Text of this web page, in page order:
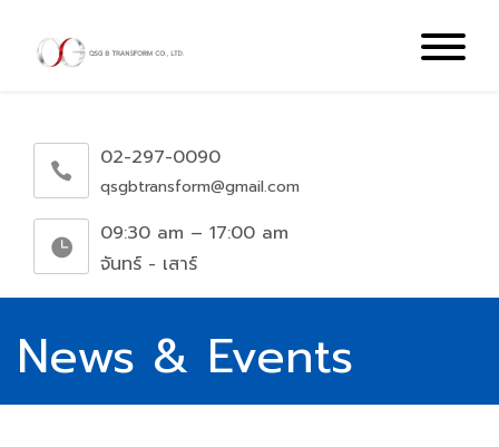
02-297-0090
qsgbtransform@gmail.com
09:30 am – 17:00 am
จันทร์ - เสาร์
News & Events